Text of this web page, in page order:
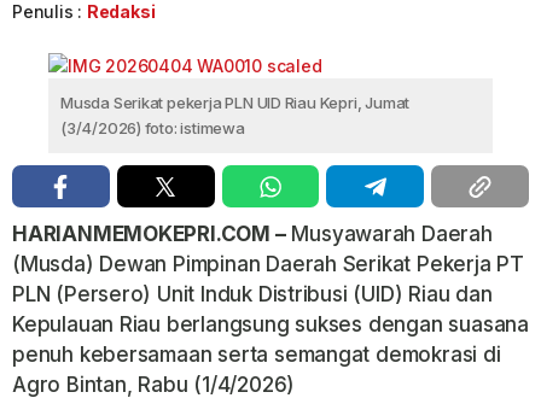
Penulis : Redaksi
Musda Serikat pekerja PLN UID Riau Kepri, Jumat
(3/4/2026) foto: istimewa
HARIANMEMOKEPRI.COM –Musyawarah Daerah
(Musda) Dewan Pimpinan Daerah Serikat Pekerja PT
PLN (Persero) Unit Induk Distribusi (UID) Riau dan
Kepulauan Riau berlangsung sukses dengan suasana
penuh kebersamaan serta semangat demokrasi di
Agro Bintan, Rabu (1/4/2026)